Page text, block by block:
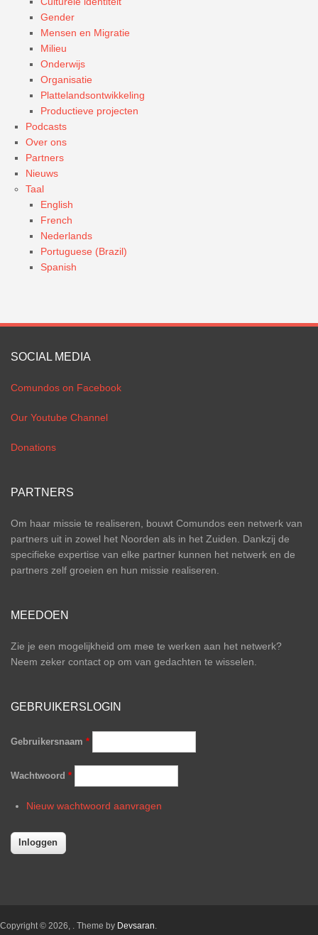
Gender
Mensen en Migratie
Milieu
Onderwijs
Organisatie
Plattelandsontwikkeling
Productieve projecten
Podcasts
Over ons
Partners
Nieuws
Taal
English
French
Nederlands
Portuguese (Brazil)
Spanish
SOCIAL MEDIA
Comundos on Facebook
Our Youtube Channel
Donations
PARTNERS
Om haar missie te realiseren, bouwt Comundos een netwerk van
partners uit in zowel het Noorden als in het Zuiden. Dankzij de
specifieke expertise van elke partner kunnen het netwerk en de
partners zelf groeien en hun missie realiseren.
MEEDOEN
Zie je een mogelijkheid om mee te werken aan het netwerk?
Neem zeker contact op om van gedachten te wisselen.
GEBRUIKERSLOGIN
Gebruikersnaam *
Wachtwoord *
Nieuw wachtwoord aanvragen
Copyright © 2026, . Theme by Devsaran